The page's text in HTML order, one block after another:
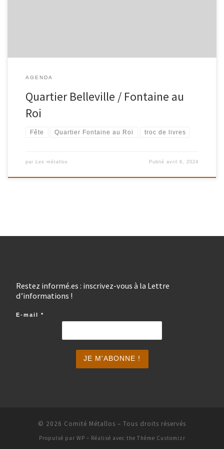
AGENDA
Quartier Belleville / Fontaine au
Roi
Fête Quartier Fontaine au Roi troc de livres
par Les métallos Publiéavril 6, 2024
Restez informé.es : inscrivez-vous à la Lettre
d’informations !
E-mail *
© 2026 Comité Métallos – Tous droits réservés
Propulsé par WP – Réalisé avec the Thème Customizr